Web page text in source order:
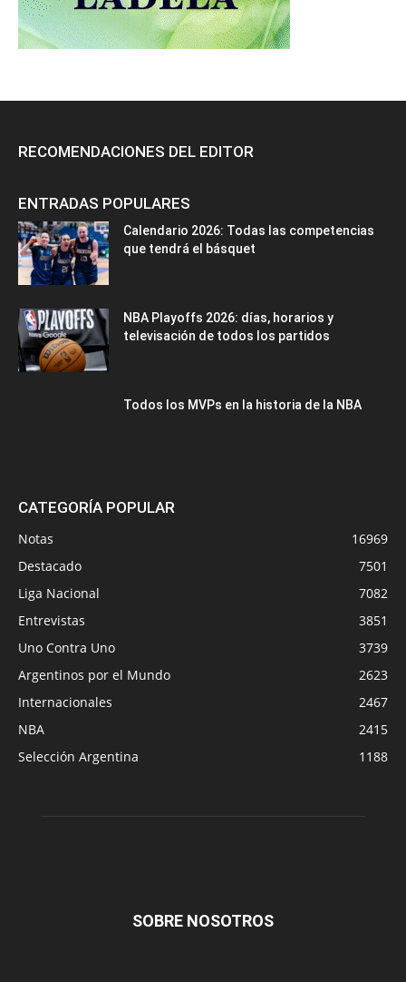
RECOMENDACIONES DEL EDITOR
ENTRADAS POPULARES
Calendario 2026: Todas las competencias
que tendrá el básquet
NBA Playoffs 2026: días, horarios y
televisación de todos los partidos
Todos los MVPs en la historia de la NBA
CATEGORÍA POPULAR
Notas
16969
Destacado
7501
Liga Nacional
7082
Entrevistas
3851
Uno Contra Uno
3739
Argentinos por el Mundo
2623
Internacionales
2467
NBA
2415
Selección Argentina
1188
SOBRE NOSOTROS